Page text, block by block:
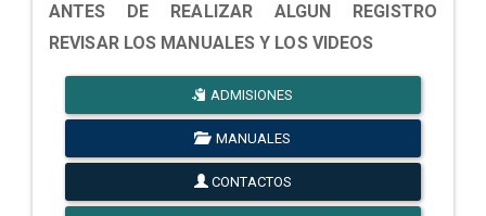
ANTES DE REALIZAR ALGUN REGISTRO
REVISAR LOS MANUALES Y LOS VIDEOS
ADMISIONES
MANUALES
CONTACTOS